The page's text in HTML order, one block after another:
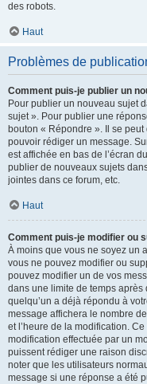
des robots.
Haut
Problèmes de
Comment puis-je publier un
Pour publier un nouveau sujet
sujet ». Pour publier une
bouton « Répondre ». Il se
pouvoir rédiger un message.
est affichée en bas de l’écran
publier de nouveaux sujets
jointes dans ce forum, etc.
Haut
Comment puis-je modifier ou
À moins que vous ne soyez un
vous ne pouvez modifier ou
pouvez modifier un de vos
dans une limite de temps
quelqu’un a déjà répondu à
message affichera le nombre
et l’heure de la modification. Ce
modification effectuée par un
puissent rédiger une raison
noter que les utilisateurs
message si une réponse a été